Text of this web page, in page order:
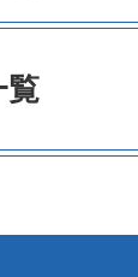
覧